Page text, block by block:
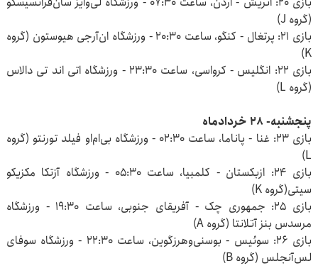
(گروه J)
بازی ۲۱: پرتغال - کنگو، ساعت ۲۰:۳۰ - ورزشگاه ان‌آرجی هیوستون (گروه
K)
بازی ۲۲: انگلیس - کرواسی، ساعت ۲۳:۳۰ - ورزشگاه اتی‌ اند تی دالاس
(گروه L)
پنجشنبه- ۲۸ خردادماه
بازی ۲۳: غنا - پاناما، ساعت ۰۲:۳۰ - ورزشگاه بی‌ام‌او فیلد تورنتو (گروه
L)
بازی ۲۴: ازبکستان - کلمبیا، ساعت ۰۵:۳۰ - ورزشگاه آزتکا مکزیکو
سیتی(گروه K)
بازی ۲۵: جمهوری چک - آفریقای جنوبی، ساعت ۱۹:۳۰ - ورزشگاه
مرسدس بنز آتلانتا (گروه A)
بازی ۲۶: سوئیس - بوسنی‌وهرزگوین، ساعت ۲۲:۳۰ - ورزشگاه سوفای
لس‌آنجلس (گروه B)